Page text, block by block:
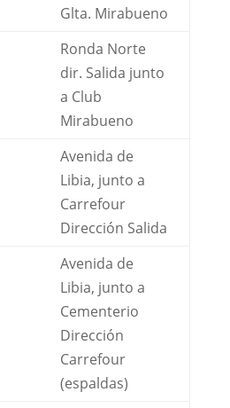
Glta. Mirabueno
Ronda Norte
dir. Salida junto
a Club
Mirabueno
Avenida de
Libia, junto a
Carrefour
Dirección Salida
Avenida de
Libia, junto a
Cementerio
Dirección
Carrefour
(espaldas)